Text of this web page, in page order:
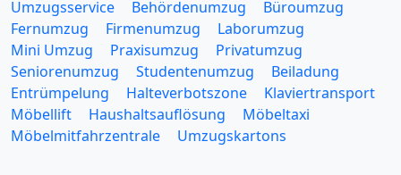
Umzugsservice Behördenumzug
Büroumzug
Fernumzug
Firmenumzug
Laborumzug
Mini Umzug
Praxisumzug
Privatumzug
Seniorenumzug
Studentenumzug
Beiladung
Entrümpelung
Halteverbotszone
Klaviertransport
Möbellift
Haushaltsauflösung
Möbeltaxi
Möbelmitfahrzentrale
Umzugskartons